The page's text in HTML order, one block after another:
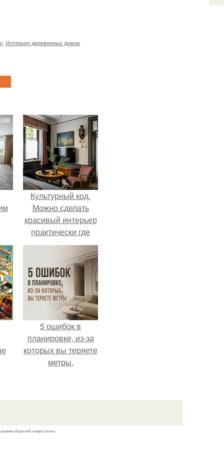
Интерьер деревянных домов
Культурный код.
Можно сделать
красивый интерьер
практически где
угодно.
5 ошибок в
планировке, из-за
которых вы теряете
метры.
обратной гиперссылки.